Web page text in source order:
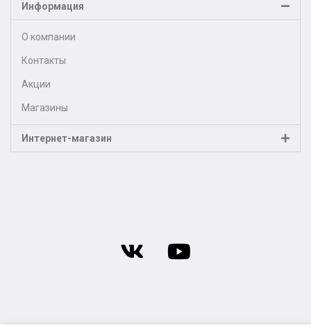
Информация
О компании
Контакты
Акции
Магазины
Интернет-магазин